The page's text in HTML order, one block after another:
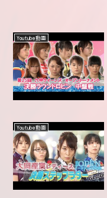
Youtube動画
Youtube動画